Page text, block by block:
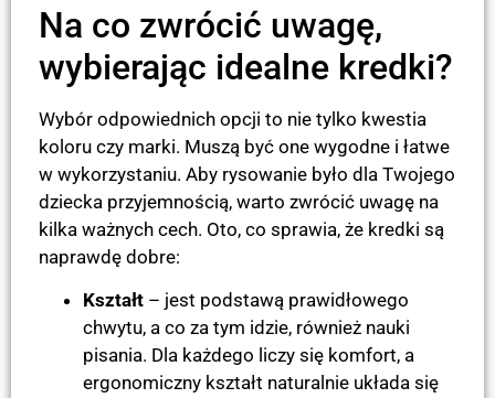
Na co zwrócić uwagę,
wybierając idealne kredki?
Wybór odpowiednich opcji to nie tylko kwestia
koloru czy marki. Muszą być one wygodne i łatwe
w wykorzystaniu. Aby rysowanie było dla Twojego
dziecka przyjemnością, warto zwrócić uwagę na
kilka ważnych cech. Oto, co sprawia, że kredki są
naprawdę dobre:
Kształt – jest podstawą prawidłowego
chwytu, a co za tym idzie, również nauki
pisania. Dla każdego liczy się komfort, a
ergonomiczny kształt naturalnie układa się